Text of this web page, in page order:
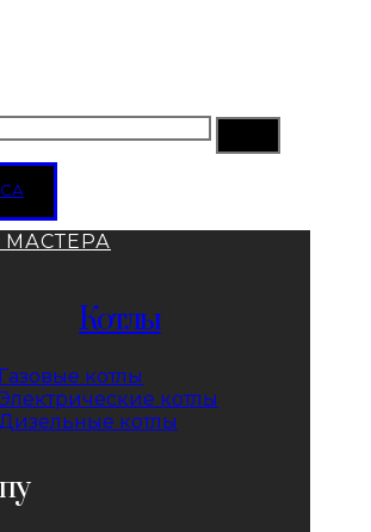
МАСТЕРА
Котлы
котлы
котлы
котлы